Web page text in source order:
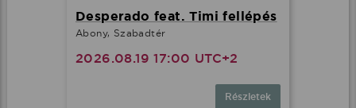
Desperado feat. Timi fellépés
Abony, Szabadtér
2026.08.19 17:00 UTC+2
Részletek